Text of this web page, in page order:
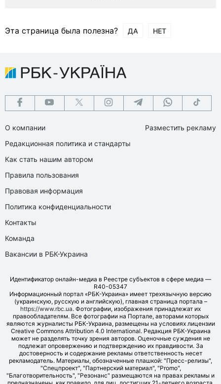
Эта страница была полезна? ДА НЕТ
О компании
Редакционная политика и стандарты
Как стать нашим автором
Правила пользования
Правовая информация
Политика конфиденциальности
Контакты
Команда
Вакансии в РБК-Украина
Разместить рекламу
Идентификатор онлайн-медиа в Реестре субъектов в сфере медиа —
R40-05347
Информационный портал «РБК-Украина» имеет трехязычную версию
(украинскую, русскую и английскую), главная страница портала –
https://www.rbc.ua. Фотографии, изображения принадлежат их
правообладателям. Все фотографии на Портале, авторами которых
являются журналисты РБК-Украина, размещены на условиях лицензии
Creative Commons Attribution 4.0 International. Редакция РБК-Украина
может не разделять точку зрения авторов. Оценочные суждения не
подлежат опровержению и подтверждению их правдивости. За
достоверность и содержание рекламы ответственность несет
рекламодатель. Материалы, обозначенные плашкой: "Пресс-релизы",
"Спецпроект", "Партнерский материал", "Promo",
"Благотворительность", "Резонанс" размещаются на правах рекламы и